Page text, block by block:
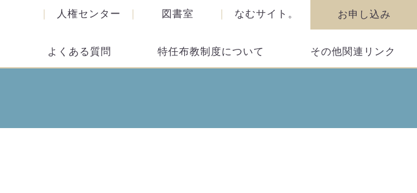
よくある質問 特任布教制度について その他関連リンク
人権センター 図書室 なむサイト。 お申し込み